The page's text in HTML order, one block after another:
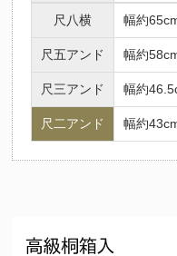
尺八横 幅約
尺五アンド 幅約
尺三アンド 幅約
尺二アンド 幅約